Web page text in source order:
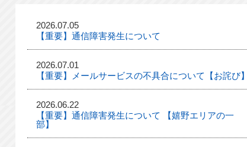
2026.07.05
【重要】通信障害発生について
2026.07.01
【重要】メールサービスの不具合について【お詫び】
2026.06.22
【重要】通信障害発生について 【嬉野エリアの一
部】